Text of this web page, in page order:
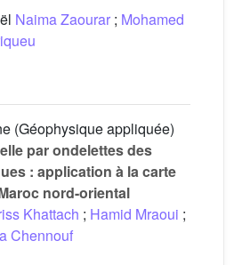
Naima Zaourar ; Mohamed
(Géophysique appliquée)
par ondelettes des
: application à la carte
nord-oriental
Khattach ; Hamid Mraoui ;
Chennouf